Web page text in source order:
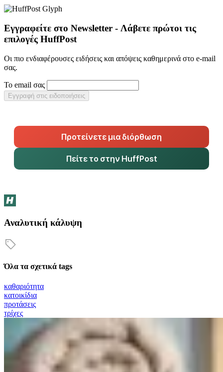
Εγγραφείτε στο Newsletter - Λάβετε πρώτοι τις
επιλογές HuffPost
Οι πιο ενδιαφέρουσες ειδήσεις και απόψεις καθημερινά στο e-mail
σας.
Το email σας
Εγγραφή στις ειδοποιήσεις
Προτείνετε μια διόρθωση
Πείτε το στην HuffPost
Αναλυτική κάλυψη
Όλα τα σχετικά tags
καθαριότητα
κατοικίδια
προτάσεις
τρίχες